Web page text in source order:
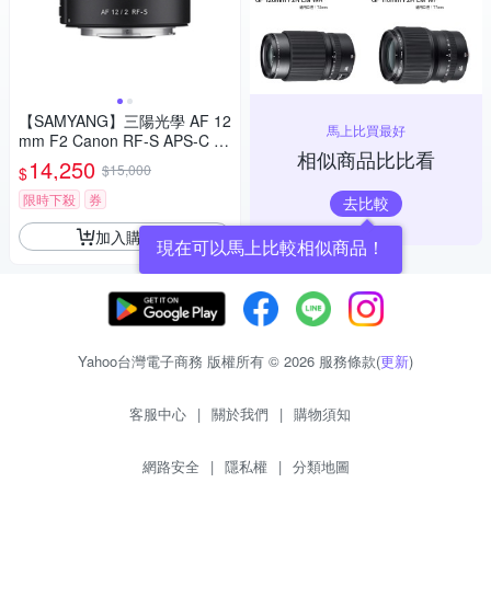
【SAMYANG】三陽光學 AF 12
mm F2 Canon RF-S APS-C 自
動對焦鏡頭 公司貨
$14,250 $15,000
限時下殺
券
加入購物車
馬上比買最好
相似商品比比看
去比較
現在可以馬上比較相似商品！
Yahoo台灣電子商務 版權所有 © 2026 服務條款(更新)
客服中心 | 關於我們 | 購物須知
網路安全 | 隱私權 | 分類地圖